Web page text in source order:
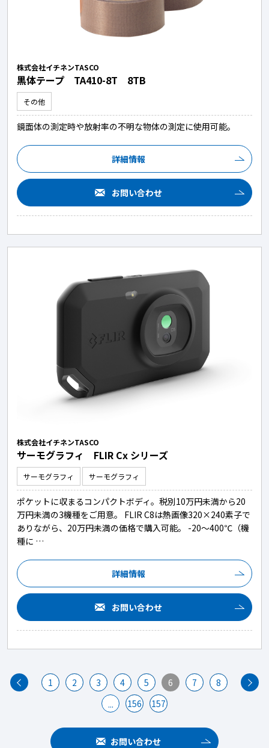
株式会社イチネンTASCO
黒体テープ TA410-8T 8TB
その他
鏡面体の測定時や放射率の不明な物体の測定に使用可能。
詳細情報
お問い合わせ
株式会社イチネンTASCO
サーモグラフィ FLIR Cx シリーズ
サーモグラフィ サーモグラフィ
ポケットに収まるコンパクトボディ。税別10万円未満から20
万円未満の3機種をご用意。 FLIR C8は熱画像320×240素子で
ありながら、20万円未満の価格で購入可能。 -20～400℃（機
種に …
詳細情報
お問い合わせ
1 2 3 4 5 6 7
8
...
156 157
お問い合わせ